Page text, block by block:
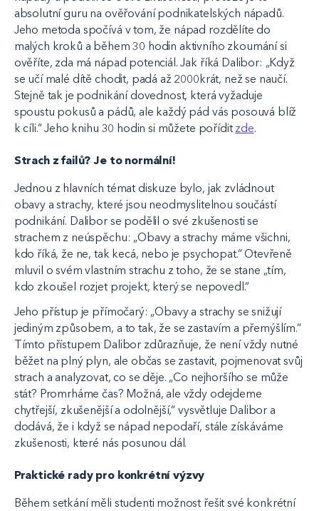
absolutní guru na ověřování podnikatelských nápadů.
Jeho metoda spočívá v tom, že nápad rozdělíte do
malých kroků a během 30 hodin aktivního zkoumání si
ověříte, zda má nápad potenciál. Jak říká Dalibor: „Když
se učí malé dítě chodit, padá až 2000krát, než se naučí.
Stejně tak je podnikání dovednost, která vyžaduje
spoustu pokusů a pádů, ale každý pád vás posouvá blíž
k cíli.“ Jeho knihu 30 hodin si můžete pořídit zde.
Strach z failů? Je to normální!
Jednou z hlavních témat diskuze bylo, jak zvládnout
obavy a strachy, které jsou neodmyslitelnou součástí
podnikání. Dalibor se podělil o své zkušenosti se
strachem z neúspěchu: „Obavy a strachy máme všichni,
kdo říká, že ne, tak kecá, nebo je psychopat.“ Otevřeně
mluvil o svém vlastním strachu z toho, že se stane „tím,
kdo zkoušel rozjet projekt, který se nepovedl.“
Jeho přístup je přímočarý: „Obavy a strachy se snižují
jediným způsobem, a to tak, že se zastavím a přemýšlím.“
Tímto přístupem Dalibor zdůrazňuje, že není vždy nutné
běžet na plný plyn, ale občas se zastavit, pojmenovat svůj
strach a analyzovat, co se děje. „Co nejhoršího se může
stát? Promrháme čas? Možná, ale vždy odejdeme
chytřejší, zkušenější a odolnější,“ vysvětluje Dalibor a
dodává, že i když se nápad nepodaří, stále získáváme
zkušenosti, které nás posunou dál.
Praktické rady pro konkrétní výzvy
Během setkání měli studenti možnost řešit své konkrétní